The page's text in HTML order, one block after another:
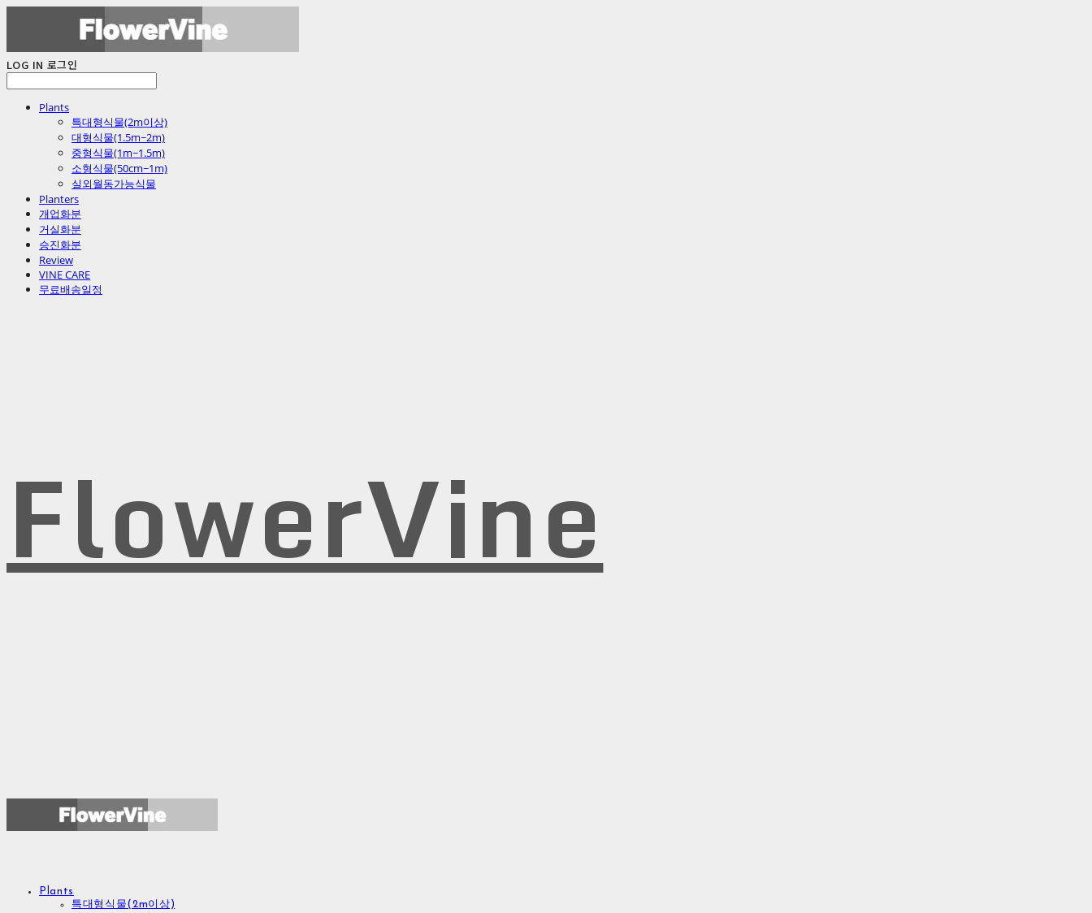
LOG IN 로그인
Plants
특대형식물(2m이상)
대형식물(1.5m~2m)
중형식물(1m~1.5m)
소형식물(50cm~1m)
실외월동가능식물
Planters
개업화분
거실화분
승진화분
Review
VINE CARE
무료배송일정
FlowerVine
Plants
특대형식물(2m이상)